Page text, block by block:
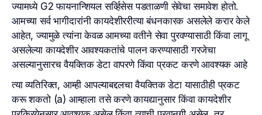
ज्यामध्ये G2 फायनान्शियल सर्व्हिसेस पडताळणी सेवेचा समावेश होतो.
आमच्या सर्व भागीदारांनी कायदेशीररीत्या बंधनकारक असलेले करार केले
आहेत, ज्यामुळे त्यांना केवळ आमच्या वतीने सेवा पुरवण्यासाठी किंवा लागू
असलेल्या कायदेशीर आवश्यकतांचे पालन करण्यासाठी गरजेचा
असल्यानुसारच वैयक्तिक डेटा वापरणे किंवा प्रकट करणे आवश्यक आहे
त्या व्यतिरिक्त, आम्ही आपल्याबद्दलचा वैयक्तिक डेटा यासाठीही प्रकट
करू शकतो (a) आम्हाला तसे करणे कायद्यानुसार किंवा कायदेशीर